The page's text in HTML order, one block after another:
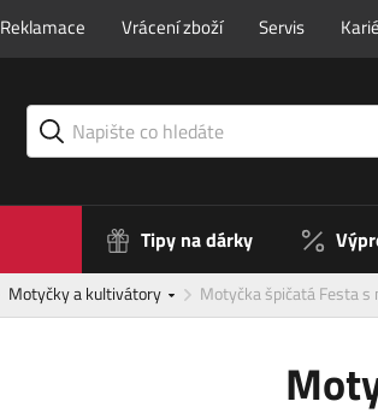
Reklamace Vrácení zboží Servis
Tipy na dárky
Motyčky a kultivátory Motyčka špičatá Festa s